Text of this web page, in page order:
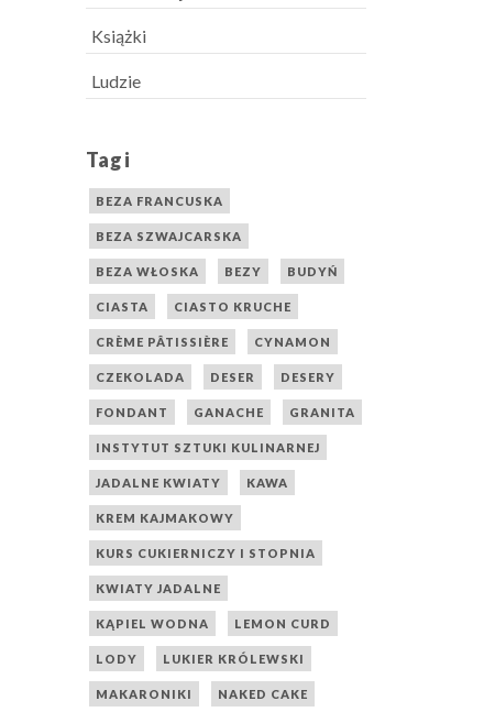
Książki
Ludzie
Tagi
BEZA FRANCUSKA
BEZA SZWAJCARSKA
BEZA WŁOSKA BEZY BUDYŃ
CIASTA CIASTO KRUCHE
CRÈME PÂTISSIÈRE CYNAMON
CZEKOLADA DESER DESERY
FONDANT GANACHE GRANITA
INSTYTUT SZTUKI KULINARNEJ
JADALNE KWIATY KAWA
KREM KAJMAKOWY
KURS CUKIERNICZY I STOPNIA
KWIATY JADALNE
KĄPIEL WODNA LEMON CURD
LODY LUKIER KRÓLEWSKI
MAKARONIKI NAKED CAKE